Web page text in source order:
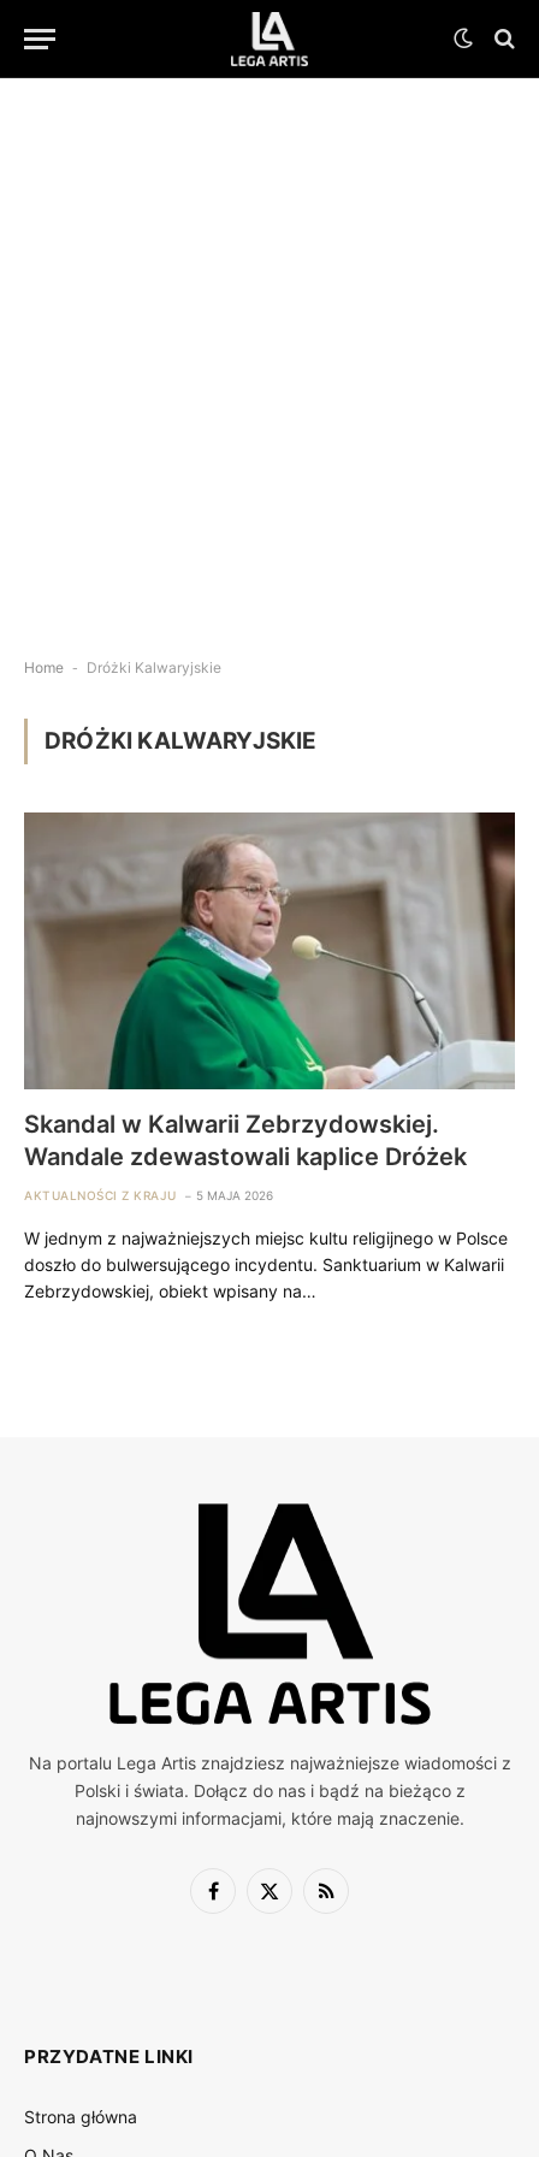
Home - Dróżki Kalwaryjskie
DRÓŻKI KALWARYJSKIE
Skandal w Kalwarii Zebrzydowskiej.
Wandale zdewastowali kaplice Dróżek
AKTUALNOŚCI Z KRAJU 5 MAJA 2026
W jednym z najważniejszych miejsc kultu religijnego w Polsce
doszło do bulwersującego incydentu. Sanktuarium w Kalwarii
Zebrzydowskiej, obiekt wpisany na…
Na portalu Lega Artis znajdziesz najważniejsze wiadomości z
Polski i świata. Dołącz do nas i bądź na bieżąco z
najnowszymi informacjami, które mają znaczenie.
Facebook
X
RSS
PRZYDATNE LINKI
Strona główna